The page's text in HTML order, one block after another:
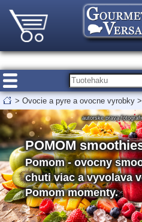
> Ovocie a pyre a ovocne vyrobky >
POMOM
Pomom - ovocny
chuti viac a vyvolava
Pomom momenty.
autorske prava